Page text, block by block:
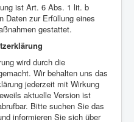
ist Art. 6 Abs. 1 lit. b
Daten zur Erfüllung eines
gestattet.
wird durch die
Wir behalten uns das
jederzeit mit Wirkung
aktuelle Version ist
Bitte suchen Sie das
informieren Sie sich über